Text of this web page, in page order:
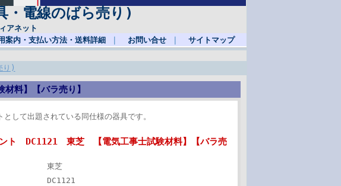
・電線のばら売り)
アネット
案内・支払い方法・送料詳細 お問い合せ｜ サイトマップ
り)
料】【バラ売り】
して出題されている同仕様の器具です。
ント DC1121 東芝 【電気工事士試験材料】【バラ売
東芝
DC1121